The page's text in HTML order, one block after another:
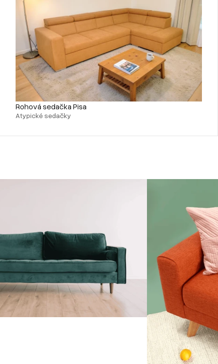
Rohová sedačka Pisa
Atypické sedačky